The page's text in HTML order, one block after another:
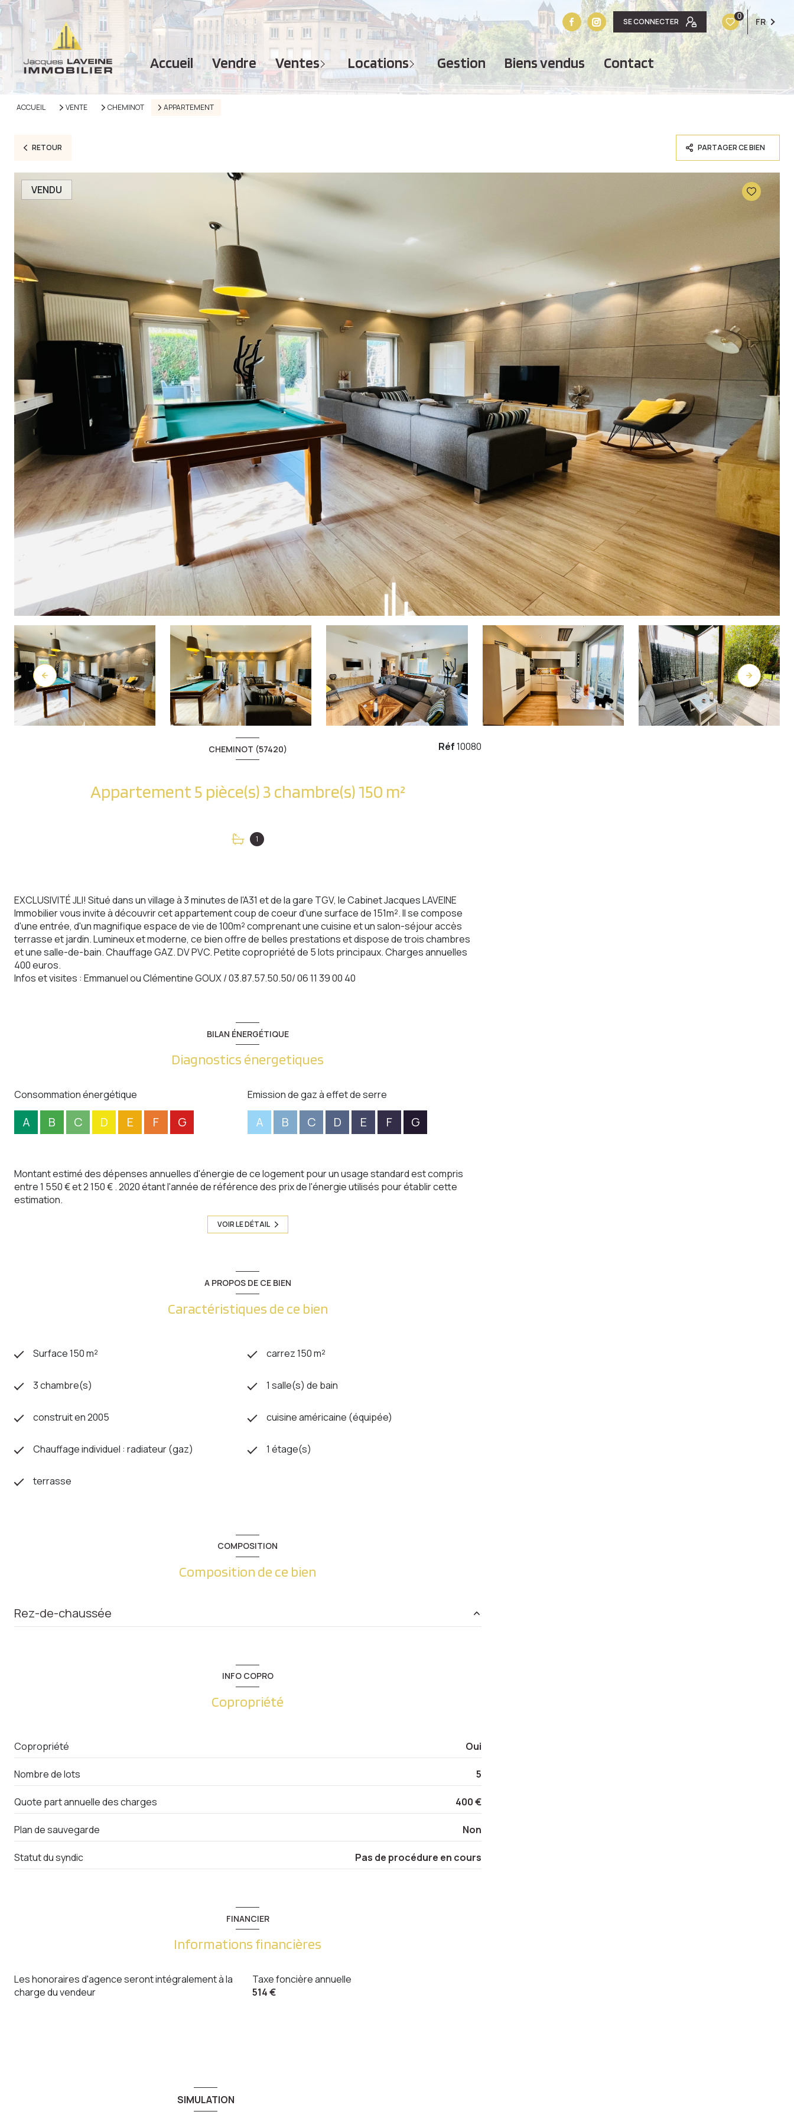
SE CONNECTER
0 FR
accueil vendre ventes
MAISONS
APPARTEMENTS
TERRAINS
IMMEUBLES
GARAGES - PARKINGS
locations
APPARTEMENTS
TERRAINS
IMMEUBLES
GARAGES - PARKINGS
gestion biens vendus contact
ACCUEIL VENTE CHEMINOT APPARTEMENT
RETOUR PARTAGER CE BIEN
VENDU
CHEMINOT (57420)
Appartement 5 pièce(s) 3 chambre(s) 150 m²
1
Réf10080
EXCLUSIVITÉ JLI! Situé dans un village à 3 minutes de l'A31 et de la gare TGV, le Cabinet Jacques LAVEINE
Immobilier vous invite à découvrir cet appartement coup de coeur d'une surface de 151m². Il se compose
d'une entrée, d'un magnifique espace de vie de 100m² comprenant une cuisine et un salon-séjour accès
terrasse et jardin. Lumineux et moderne, ce bien offre de belles prestations et dispose de trois chambres
et une salle-de-bain. Chauffage GAZ. DV PVC. Petite copropriété de 5 lots principaux. Charges annuelles
400 euros.
Infos et visites : Emmanuel ou Clémentine GOUX / 03.87.57.50.50/ 06 11 39 00 40
BILAN ÉNERGÉTIQUE
Diagnostics énergetiques
Consommation énergétique
A B C D E F G
Emission de gaz à effet de serre
A B C D E F G
Montant estimé des dépenses annuelles d'énergie de ce logement pour un usage standard est compris
entre 1 550 € et 2 150 € . 2020 étant l'année de référence des prix de l'énergie utilisés pour établir cette
estimation.
VOIR LE DÉTAIL
A PROPOS DE CE BIEN
Caractéristiques de ce bien
Surface 150 m² carrez 150 m²
3 chambre(s) 1 salle(s) de bain
construit en 2005 cuisine américaine (équipée)
Chauffage individuel : radiateur (gaz) 1 étage(s)
terrasse
COMPOSITION
Composition de ce bien
Rez-de-chaussée
INFO COPRO
Copropriété
Copropriété Oui
Nombre de lots 5
Quote part annuelle des charges 400 €
Plan de sauvegarde Non
Statut du syndic Pas de procédure en cours
FINANCIER
Informations financières
Les honoraires d'agence seront intégralement à la
charge du vendeur
Taxe foncière annuelle
514 €
SIMULATION